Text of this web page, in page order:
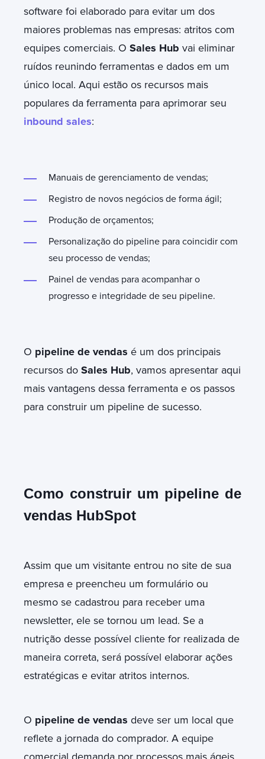
software foi elaborado para evitar um dos
maiores problemas nas empresas: atritos com
equipes comerciais. O Sales Hub vai eliminar
ruídos reunindo ferramentas e dados em um
único local. Aqui estão os recursos mais
populares da ferramenta para aprimorar seu
inbound sales:
Manuais de gerenciamento de vendas;
Registro de novos negócios de forma ágil;
Produção de orçamentos;
Personalização do pipeline para coincidir com
seu processo de vendas;
Painel de vendas para acompanhar o
progresso e integridade de seu pipeline.
O pipeline de vendas é um dos principais
recursos do Sales Hub, vamos apresentar aqui
mais vantagens dessa ferramenta e os passos
para construir um pipeline de sucesso.
Como construir um pipeline de
vendas HubSpot
Assim que um visitante entrou no site de sua
empresa e preencheu um formulário ou
mesmo se cadastrou para receber uma
newsletter, ele se tornou um lead. Se a
nutrição desse possível cliente for realizada de
maneira correta, será possível elaborar ações
estratégicas e evitar atritos internos.
O pipeline de vendas deve ser um local que
reflete a jornada do comprador. A equipe
comercial demanda por processos mais ágeis